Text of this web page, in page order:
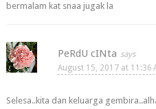
bermalam kat snaa jugak la
PeRdU cINta
August 15, 2017 at 11:36
Selesa..kita dan keluarga